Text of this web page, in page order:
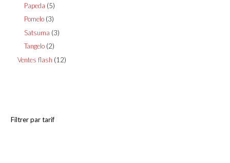
Papeda 55
produits
Pomelo 33
produits
Satsuma 33
Tangelo 22
produits
Ventes flash 1212
Filtrer par tarif